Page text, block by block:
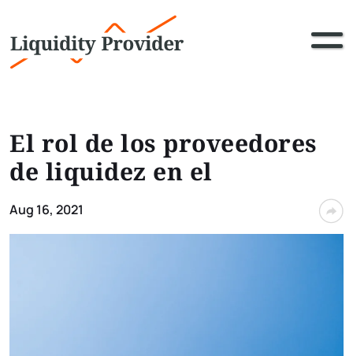
El rol de los proveedores
de liquidez en el
Aug 16, 2021